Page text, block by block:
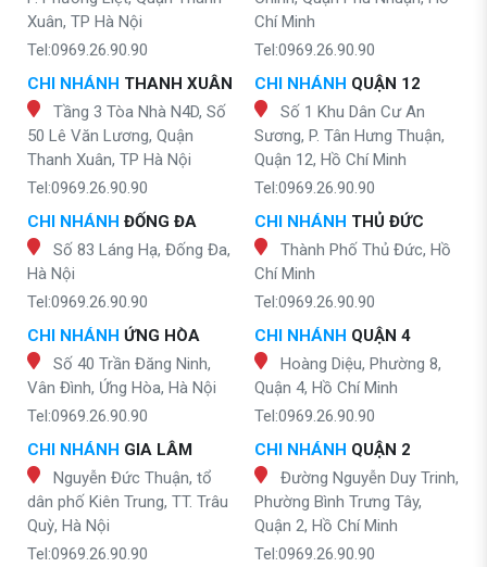
Xuân, TP Hà Nội
Tel:0969.26.90.90
CHI NHÁNH THANH XUÂN
Tầng 3 Tòa Nhà N4D, Số
50 Lê Văn Lương, Quận
Thanh Xuân, TP Hà Nội
Tel:0969.26.90.90
CHI NHÁNH ĐỐNG ĐA
Số 83 Láng Hạ, Đống Đa,
Hà Nội
Tel:0969.26.90.90
CHI NHÁNH ỨNG HÒA
Số 40 Trần Đăng Ninh,
Vân Đình, Ứng Hòa, Hà Nội
Tel:0969.26.90.90
CHI NHÁNH GIA LÂM
Nguyễn Đức Thuận, tổ
dân phố Kiên Trung, TT. Trâu
Quỳ, Hà Nội
Tel:0969.26.90.90
Chí Minh
Tel:0969.26.90.90
CHI NHÁNH QUẬN 12
Số 1 Khu Dân Cư An
Sương, P. Tân Hưng Thuận,
Quận 12, Hồ Chí Minh
Tel:0969.26.90.90
CHI NHÁNH THỦ ĐỨC
Thành Phố Thủ Đức, Hồ
Chí Minh
Tel:0969.26.90.90
CHI NHÁNH QUẬN 4
Hoàng Diệu, Phường 8,
Quận 4, Hồ Chí Minh
Tel:0969.26.90.90
CHI NHÁNH QUẬN 2
Đường Nguyễn Duy Trinh,
Phường Bình Trưng Tây,
Quận 2, Hồ Chí Minh
Tel:0969.26.90.90